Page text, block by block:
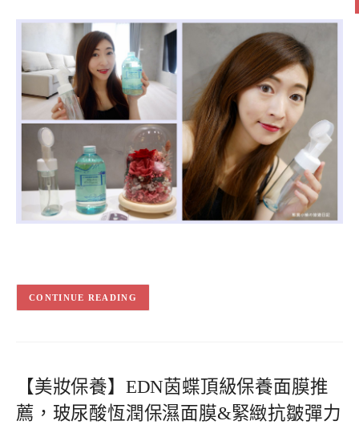
CONTINUE READING
【美妝保養】EDN茵蝶頂級保養面膜推
薦，玻尿酸恆潤保濕面膜&緊緻抗皺彈力